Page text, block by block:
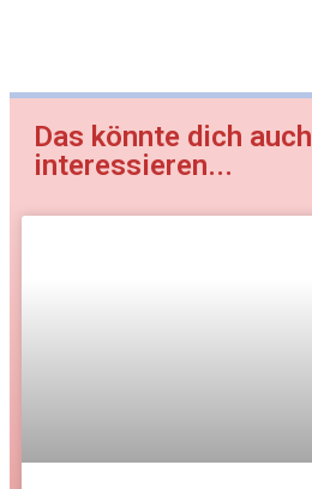
Das könnte dich auch
interessieren...